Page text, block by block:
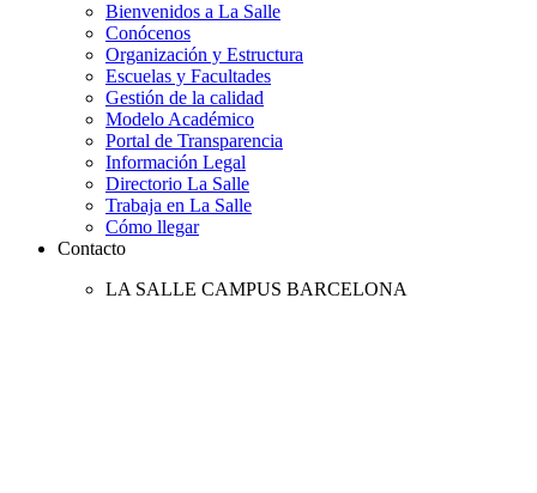
Bienvenidos a La Salle
Conócenos
Organización y Estructura
Escuelas y Facultades
Gestión de la calidad
Modelo Académico
Portal de Transparencia
Información Legal
Directorio La Salle
Trabaja en La Salle
Cómo llegar
Contacto
LA SALLE CAMPUS BARCELONA